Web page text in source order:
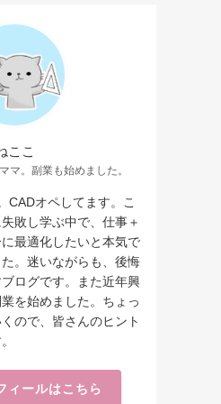
ここ
マ。副業も始めました。
CADオペしてます。こ
敗し学ぶ中で、仕事＋
最適化したいと本気で
。迷いながらも、後悔
ログです。また近年興
を始めました。ちょっ
ので、皆さんのヒント
ィールはこちら